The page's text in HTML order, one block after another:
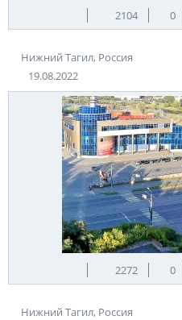
2104 0
Нижний Тагил, Россия
19.08.2022
2272 0
Нижний Тагил, Россия